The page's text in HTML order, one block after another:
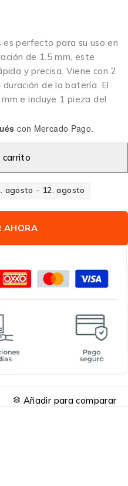
perfecto para su uso en
de 1.5 mm, este
y precisa. Viene con 2
de la batería. El
e incluye 1 pieza del
con Mercado Pago.
carrito
agosto - 12. agosto
AHORA
Añadir para comparar